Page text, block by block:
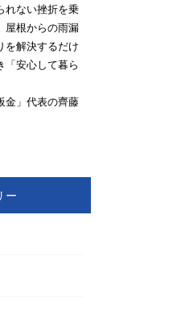
れない挫折を乗
屋根からの雨漏
を解決するだけ
「安心して暮ら
金」代表の齊藤
ー